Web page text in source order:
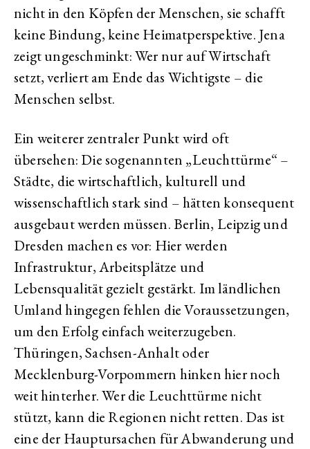
nicht in den Köpfen der Menschen, sie schafft
keine Bindung, keine Heimatperspektive. Jena
zeigt ungeschminkt: Wer nur auf Wirtschaft
setzt, verliert am Ende das Wichtigste – die
Menschen selbst.
Ein weiterer zentraler Punkt wird oft
übersehen: Die sogenannten „Leuchttürme“ –
Städte, die wirtschaftlich, kulturell und
wissenschaftlich stark sind – hätten konsequent
ausgebaut werden müssen. Berlin, Leipzig und
Dresden machen es vor: Hier werden
Infrastruktur, Arbeitsplätze und
Lebensqualität gezielt gestärkt. Im ländlichen
Umland hingegen fehlen die Voraussetzungen,
um den Erfolg einfach weiterzugeben.
Thüringen, Sachsen-Anhalt oder
Mecklenburg-Vorpommern hinken hier noch
weit hinterher. Wer die Leuchttürme nicht
stützt, kann die Regionen nicht retten. Das ist
eine der Hauptursachen für Abwanderung und